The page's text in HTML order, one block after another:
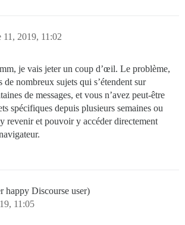
11, 2019, 11:02
je vais jeter un coup d’œil. Le problème,
de nombreux sujets qui s’étendent sur
de messages, et vous n’avez peut-être
spécifiques depuis plusieurs semaines ou
revenir et pouvoir y accéder directement
happy Discourse user)
11:05